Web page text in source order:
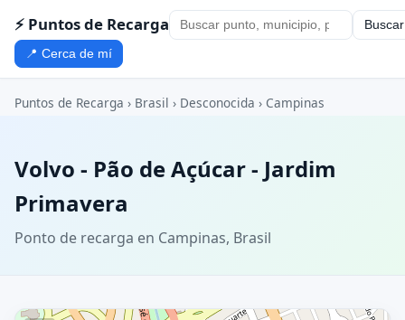
⚡ Puntos de Recarga Buscar
📍 Cerca de mí
Puntos de Recarga › Brasil › Desconocida › Campinas
Volvo - Pão de Açúcar - Jardim
Primavera
Ponto de recarga en Campinas, Brasil